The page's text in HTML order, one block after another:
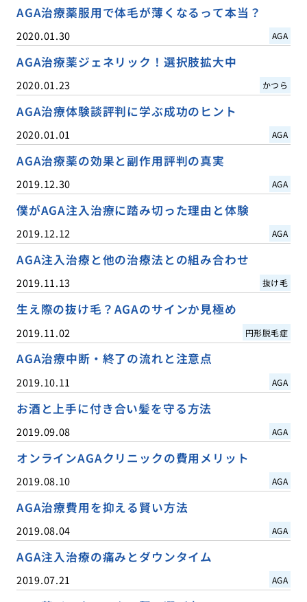
AGA治療薬服用で体毛が薄くなるって本当？
2020.01.30 AGA
AGA治療薬ジェネリック！選択肢拡大中
2020.01.23 かつら
AGA治療体験談評判に学ぶ成功のヒント
2020.01.01 AGA
AGA治療薬の効果と副作用評判の真実
2019.12.30 AGA
僕がAGA注入治療に踏み切った理由と体験
2019.12.12 AGA
AGA注入治療と他の治療法との組み合わせ
2019.11.13 抜け毛
生え際の抜け毛？AGAのサインか見極め
2019.11.02 円形脱毛症
AGA治療中断・終了の流れと注意点
2019.10.11 AGA
お酒と上手に付き合い髪を守る方法
2019.09.08 AGA
オンラインAGAクリニックの費用メリット
2019.08.10 AGA
AGA治療費用を抑える賢い方法
2019.08.04 AGA
AGA注入治療の痛みとダウンタイム
2019.07.21 AGA